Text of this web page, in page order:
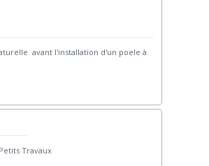
avant l'installation d'un poele à
Travaux